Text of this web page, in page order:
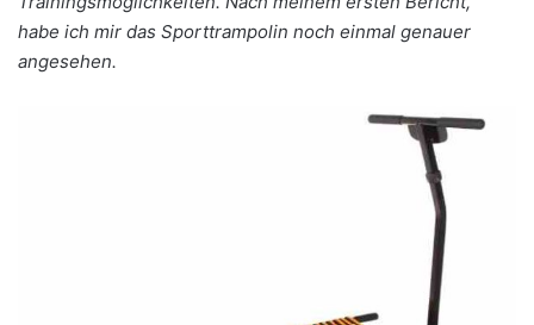
habe ich mir das Sporttrampolin noch einmal genauer
angesehen.